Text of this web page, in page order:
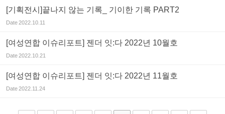
[기획전시]끝나지 않는 기록_ 기이한 기록 PART2
Date2022.10.11
[여성연합 이슈리포트] 젠더 잇:다 2022년 10월호
Date2022.10.21
[여성연합 이슈리포트] 젠더 잇:다 2022년 11월호
Date2022.11.24